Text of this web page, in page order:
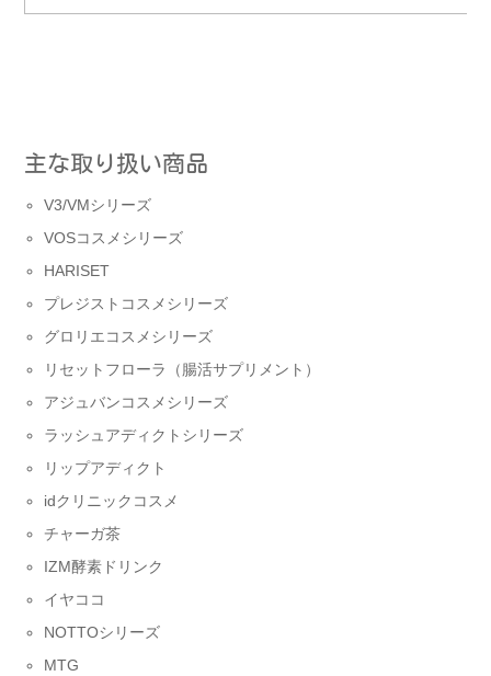
主な取り扱い商品
V3/VMシリーズ
VOSコスメシリーズ
HARISET
プレジストコスメシリーズ
グロリエコスメシリーズ
リセットフローラ（腸活サプリメント）
アジュバンコスメシリーズ
ラッシュアディクトシリーズ
リップアディクト
idクリニックコスメ
チャーガ茶
IZM酵素ドリンク
イヤココ
NOTTOシリーズ
MTG